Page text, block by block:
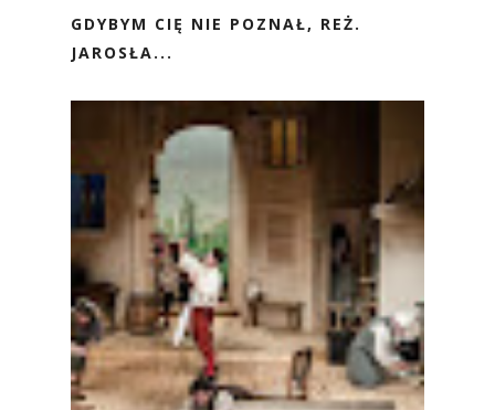
GDYBYM CIĘ NIE POZNAŁ, REŻ.
JAROSŁA...